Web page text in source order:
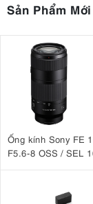
Sản Phẩm Mới
Ống kính Sony FE
F5.6-8 OSS / SEL